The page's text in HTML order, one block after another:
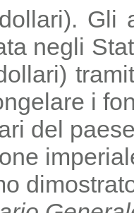
Gli
negli
i
del